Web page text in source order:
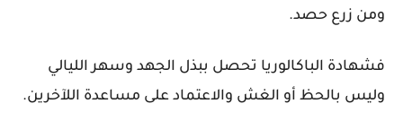
ومن زرع حصد.
فشهادة الباكالوريا تحصل ببذل الجهد وسهر الليالي
وليس بالحظ أو الغش والاعتماد على مساعدة اللآخرين.